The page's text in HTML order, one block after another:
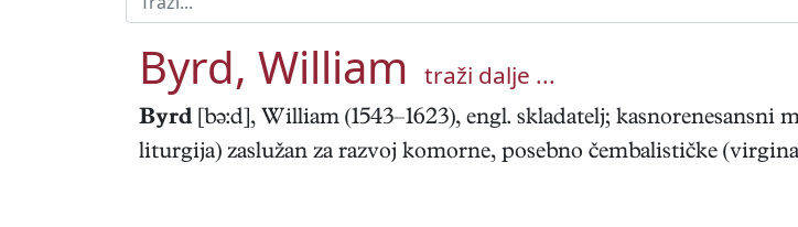
Byrd, William traži dalje ...
Byrd [bə:d], William (1543–1623), engl. skladatelj;
liturgija) zaslužan za razvoj komorne, posebno čembalističke